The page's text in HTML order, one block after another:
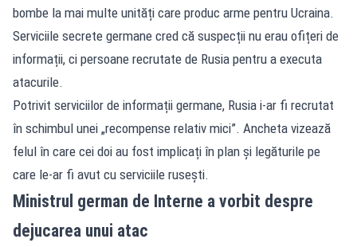
bombe la mai multe unități care produc arme pentru Ucraina.
Serviciile secrete germane cred că suspecții nu erau ofițeri de
informații, ci persoane recrutate de Rusia pentru a executa
atacurile.
Potrivit serviciilor de informații germane, Rusia i-ar fi recrutat
în schimbul unei „recompense relativ mici”. Ancheta vizează
felul în care cei doi au fost implicați în plan și legăturile pe
care le-ar fi avut cu serviciile rusești.
Ministrul german de Interne a vorbit despre
dejucarea unui atac